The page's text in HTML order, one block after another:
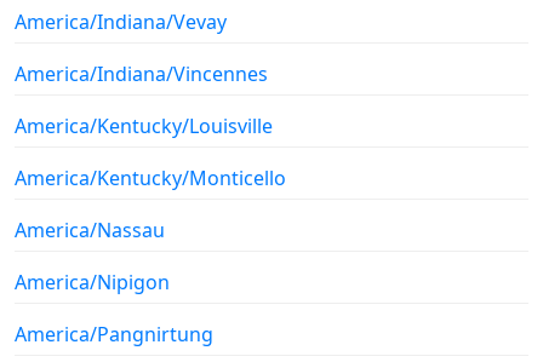
America/Indiana/Vevay
America/Indiana/Vincennes
America/Kentucky/Louisville
America/Kentucky/Monticello
America/Nassau
America/Nipigon
America/Pangnirtung